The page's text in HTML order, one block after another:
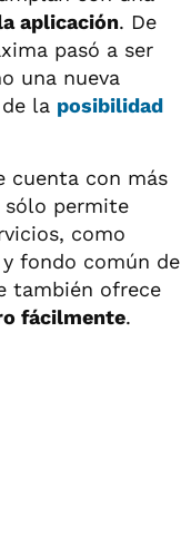
aplicación. De
pasó a ser
una nueva
la posibilidad
cuenta con más
sólo permite
como
fondo común de
también ofrece
fácilmente.